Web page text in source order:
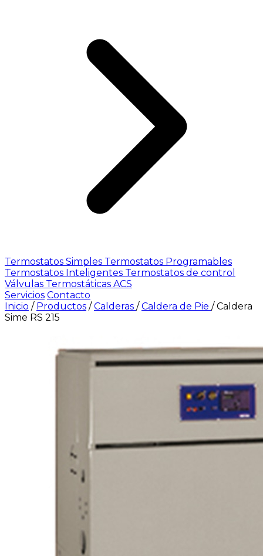
Termostatos Simples Termostatos Programables
Termostatos Inteligentes Termostatos de control
Válvulas Termostáticas ACS
Servicios Contacto
Inicio / Productos /Calderas /Caldera de Pie /Caldera
Sime RS 215